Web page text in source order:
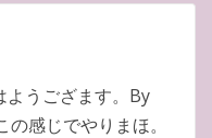
うござます。By
感じでやりまほ。